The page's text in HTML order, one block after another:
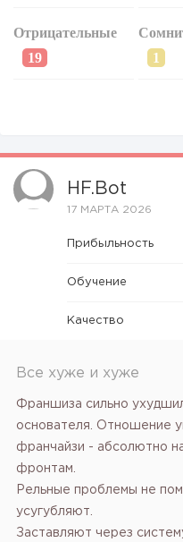
Отрицательные
HF.bot
17 МАРТА 2026
Прибыльность
Обучение
Качество
Все хуже и хуже
Франшиза сильно
основателя. Отношение
франчайзи - абсолютно
фронтам.
Рельные проблемы не
усугубляют.
Заставляют через